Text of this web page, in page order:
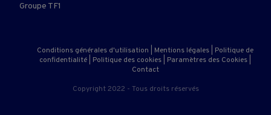
Groupe TF1
Conditions générales d'utilisation Mentions légales
Politique de
confidentialité
Politique des cookies Paramètres des Cookies
Contact
Copyright 2022 - Tous droits réservés